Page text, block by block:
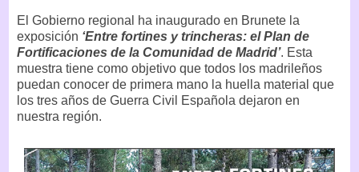
El Gobierno regional ha inaugurado en Brunete la
exposición ‘Entre fortines y trincheras: el Plan de
Fortificaciones de la Comunidad de Madrid’. Esta
muestra tiene como objetivo que todos los madrileños
puedan conocer de primera mano la huella material que
los tres años de Guerra Civil Española dejaron en
nuestra región.